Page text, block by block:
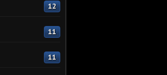
12
11
11